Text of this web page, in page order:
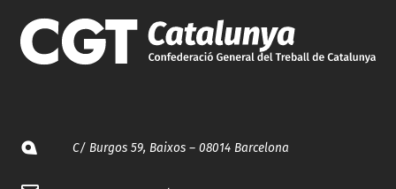
C/ Burgos 59, Baixos – 08014 Barcelona